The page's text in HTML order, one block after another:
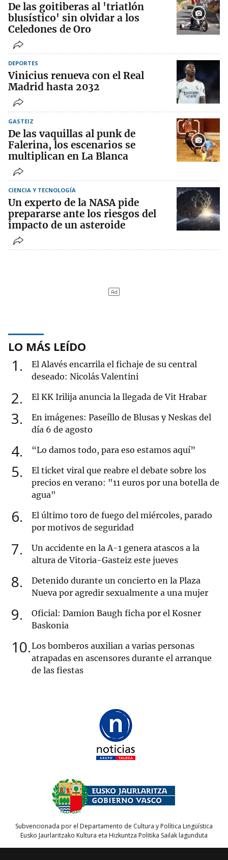
De las goitiberas al 'triatlón
blusístico' sin olvidar a los
Celedones de Oro
DEPORTES
Vinicius renueva con el Real
Madrid hasta 2032
GASTEIZ
De las vaquillas al punk de
Falerina, los escenarios se
multiplican en La Blanca
CIENCIA Y TECNOLOGÍA
Un experto de la NASA pide
prepararse ante los riesgos del
impacto de un asteroide
LO MÁS LEÍDO
1
El Alavés encarrila el fichaje de su central
deseado: Nicolás Valentini
2 El KK Irilija anuncia la llegada de Vit Hrabar
3
En imágenes: Paseíllo de Blusas y Neskas del
día 6 de agosto
4 “Lo damos todo, para eso estamos aquí”
5
El ticket viral que reabre el debate sobre los
precios en verano: "11 euros por una botella de
agua"
6
El último toro de fuego del miércoles, parado
por motivos de seguridad
7
Un accidente en la A-1 genera atascos a la
altura de Vitoria-Gasteiz este jueves
8
Detenido durante un concierto en la Plaza
Nueva por agredir sexualmente a una mujer
9
Oficial: Damion Baugh ficha por el Kosner
Baskonia
10 Los bomberos auxilian a varias personas
atrapadas en ascensores durante el arranque
de las fiestas
Subvencionada por el Departamento de Cultura y Política Lingüística
Eusko Jaurlaritzako Kultura eta Hizkuntza Politika Sailak lagunduta